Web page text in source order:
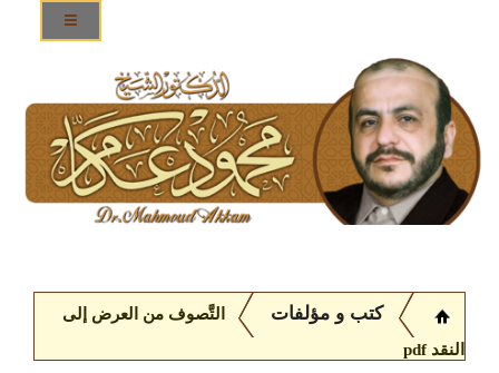
كتب و مؤلفات التَّصوف من العرض إلى
النقد pdf